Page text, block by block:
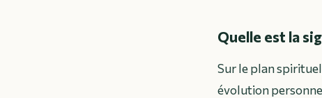
Quelle est la
Sur le plan
évolution